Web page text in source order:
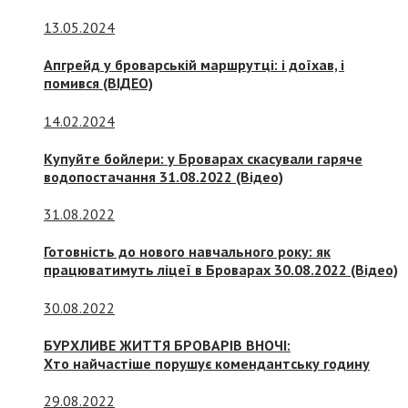
13.05.2024
Апгрейд у броварській маршрутці: і доїхав, і
помився (ВІДЕО)
14.02.2024
Купуйте бойлери: у Броварах скасували гаряче
водопостачання 31.08.2022 (Відео)
31.08.2022
Готовність до нового навчального року: як
працюватимуть ліцеї в Броварах 30.08.2022 (Відео)
30.08.2022
БУРХЛИВЕ ЖИТТЯ БРОВАРІВ ВНОЧІ:
Хто найчастіше порушує комендантську годину
29.08.2022